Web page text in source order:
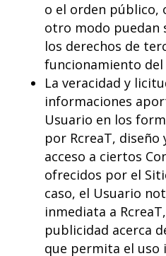
o el orden público,
otro modo puedan
los derechos de
funcionamiento del
La veracidad y
informaciones
Usuario en los
por RcreaT,
acceso a ciertos
ofrecidos por el
caso, el Usuario
inmediata a
publicidad acerca
que permita el uso